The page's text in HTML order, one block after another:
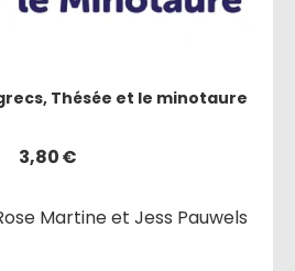
Thésée et le minotaure
3,80€
Martine et Jess Pauwels